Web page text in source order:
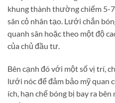
khung thành thường chiếm 5-
sân cỏ nhân tạo. Lưới chắn
quanh sân hoặc theo một độ
của chủ đầu tư.
Bên cạnh đó với một số vị trí,
lưới nóc để đảm bảo mỹ quan
ích, hạn chế bóng bị bay ra